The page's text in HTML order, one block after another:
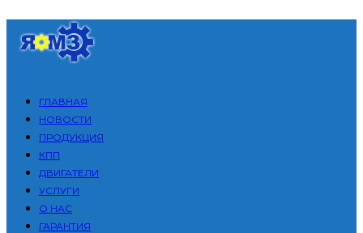
ГЛАВНАЯ
НОВОСТИ
ПРОДУКЦИЯ
КПП
ДВИГАТЕЛИ
УСЛУГИ
О НАС
ГАРАНТИЯ